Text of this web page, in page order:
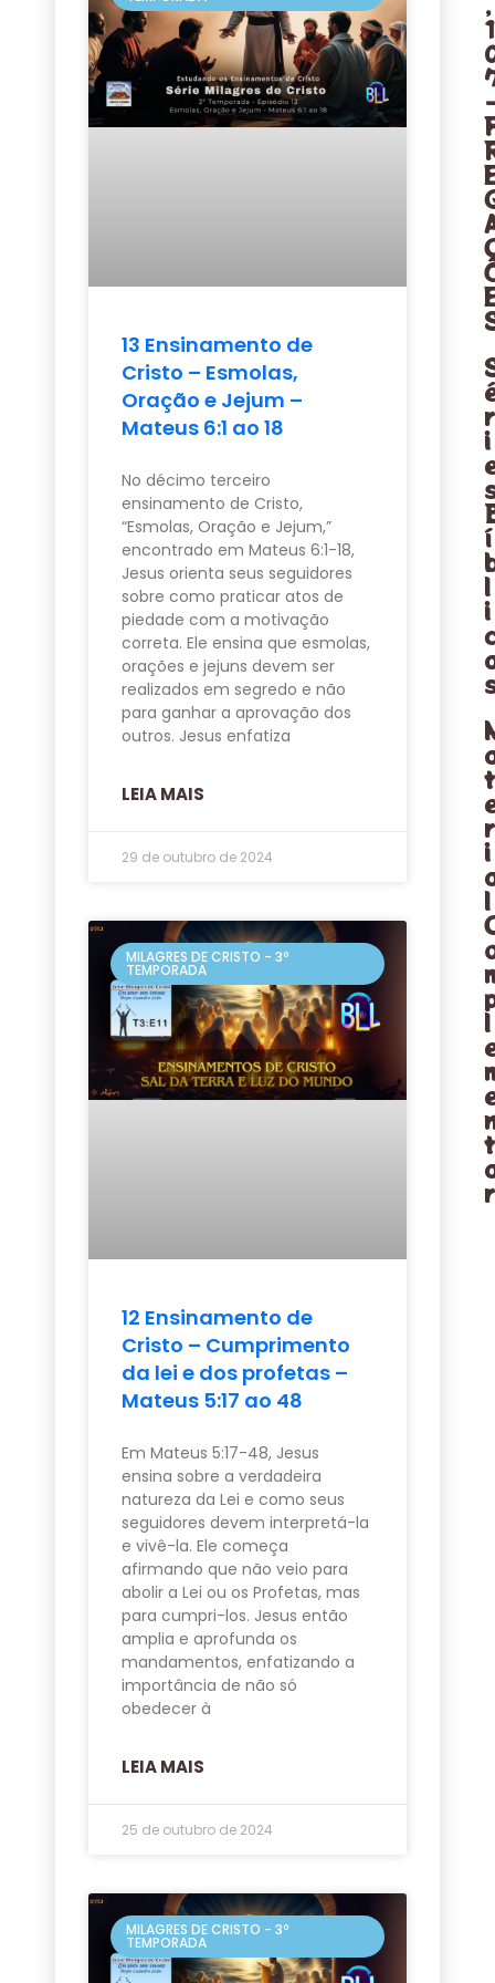
13 Ensinamento de
Cristo – Esmolas,
Oração e Jejum –
Mateus 6:1 ao 18
No décimo terceiro
ensinamento de Cristo,
“Esmolas, Oração e Jejum,”
encontrado em Mateus 6:1-18,
Jesus orienta seus seguidores
sobre como praticar atos de
piedade com a motivação
correta. Ele ensina que esmolas,
orações e jejuns devem ser
realizados em segredo e não
para ganhar a aprovação dos
outros. Jesus enfatiza
LEIA MAIS
29 de outubro de 2024
MILAGRES DE CRISTO - 3º
TEMPORADA
12 Ensinamento de
Cristo – Cumprimento
da lei e dos profetas –
Mateus 5:17 ao 48
Em Mateus 5:17-48, Jesus
ensina sobre a verdadeira
natureza da Lei e como seus
seguidores devem interpretá-la
e vivê-la. Ele começa
afirmando que não veio para
abolir a Lei ou os Profetas, mas
para cumpri-los. Jesus então
amplia e aprofunda os
mandamentos, enfatizando a
importância de não só
obedecer à
LEIA MAIS
25 de outubro de 2024
MILAGRES DE CRISTO - 3º
TEMPORADA
1
r
i
í
l
i
t
r
i
l
l
t
r